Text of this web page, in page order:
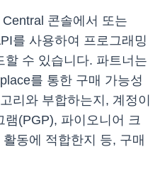
콘솔에서 또는
를 사용하여 프로그래밍
할 수 있습니다. 파트너는
를 통한 구매 가능성
리와 부합하는지, 계정이
램(PGP), 파이오니어 크
동에 적합한지 등, 구매